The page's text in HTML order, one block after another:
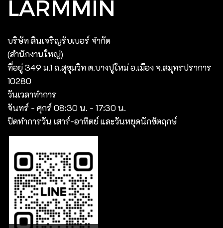
LARMMIN
บริษัท สินเจริญรับเบอร์ จํากัด
(สํานักงานใหญ่)
ที่อยู่ 349 ม.1 ถ.สุขุมวิท ต.บางปูใหม่ อ.เมือง จ.สมุทรปราการ
10280
วันเวลาทำการ
จันทร์ - ศุกร์ 08:30 น. - 17:30 น.
ปิดทำการวัน เสาร์-อาทิตย์ และวันหยุดนักขัตฤกษ์